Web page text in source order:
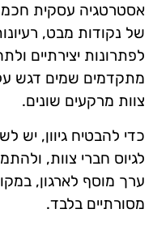
אסטרטגיה עסקית
של נקודות מבט,
לפתרונות יצירתיים
מתקדמים שמים דגש
צוות מרקעים שונים.
כדי להבטיח גיוון, יש
לגיוס חברי צוות,
ערך מוסף לארגון,
מסורתיים בלבד.